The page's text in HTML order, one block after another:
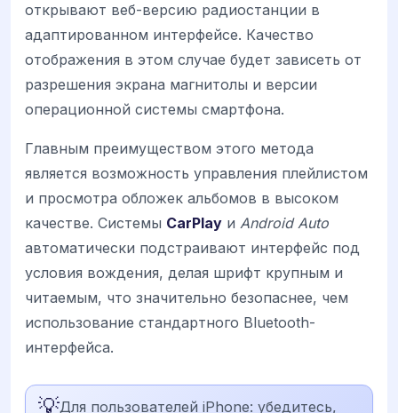
открывают веб-версию радиостанции в
адаптированном интерфейсе. Качество
отображения в этом случае будет зависеть от
разрешения экрана магнитолы и версии
операционной системы смартфона.
Главным преимуществом этого метода
является возможность управления плейлистом
и просмотра обложек альбомов в высоком
качестве. Системы CarPlay и Android Auto
автоматически подстраивают интерфейс под
условия вождения, делая шрифт крупным и
читаемым, что значительно безопаснее, чем
использование стандартного Bluetooth-
интерфейса.
💡Для пользователей iPhone: убедитесь,